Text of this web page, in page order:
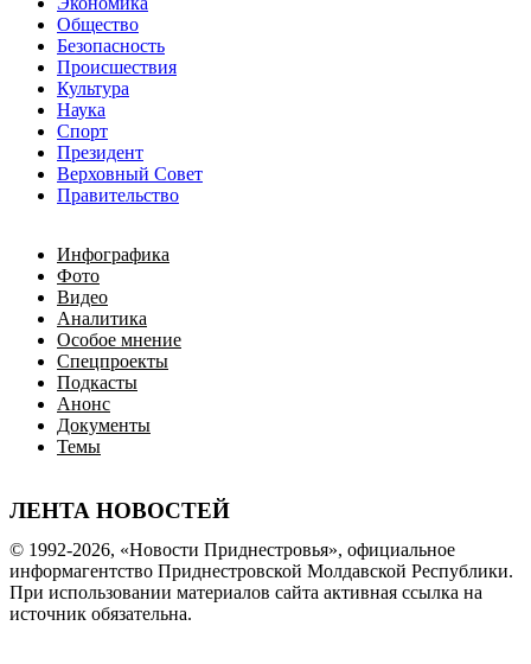
Общество
Безопасность
Происшествия
Культура
Наука
Спорт
Президент
Верховный Совет
Правительство
Инфографика
Фото
Видео
Аналитика
Особое мнение
Спецпроекты
Подкасты
Анонс
Документы
Темы
ЛЕНТА НОВОСТЕЙ
© 1992-2026, «Новости Приднестровья», официальное
информагентство Приднестровской Молдавской Республики.
При использовании материалов сайта активная ссылка на
источник обязательна.